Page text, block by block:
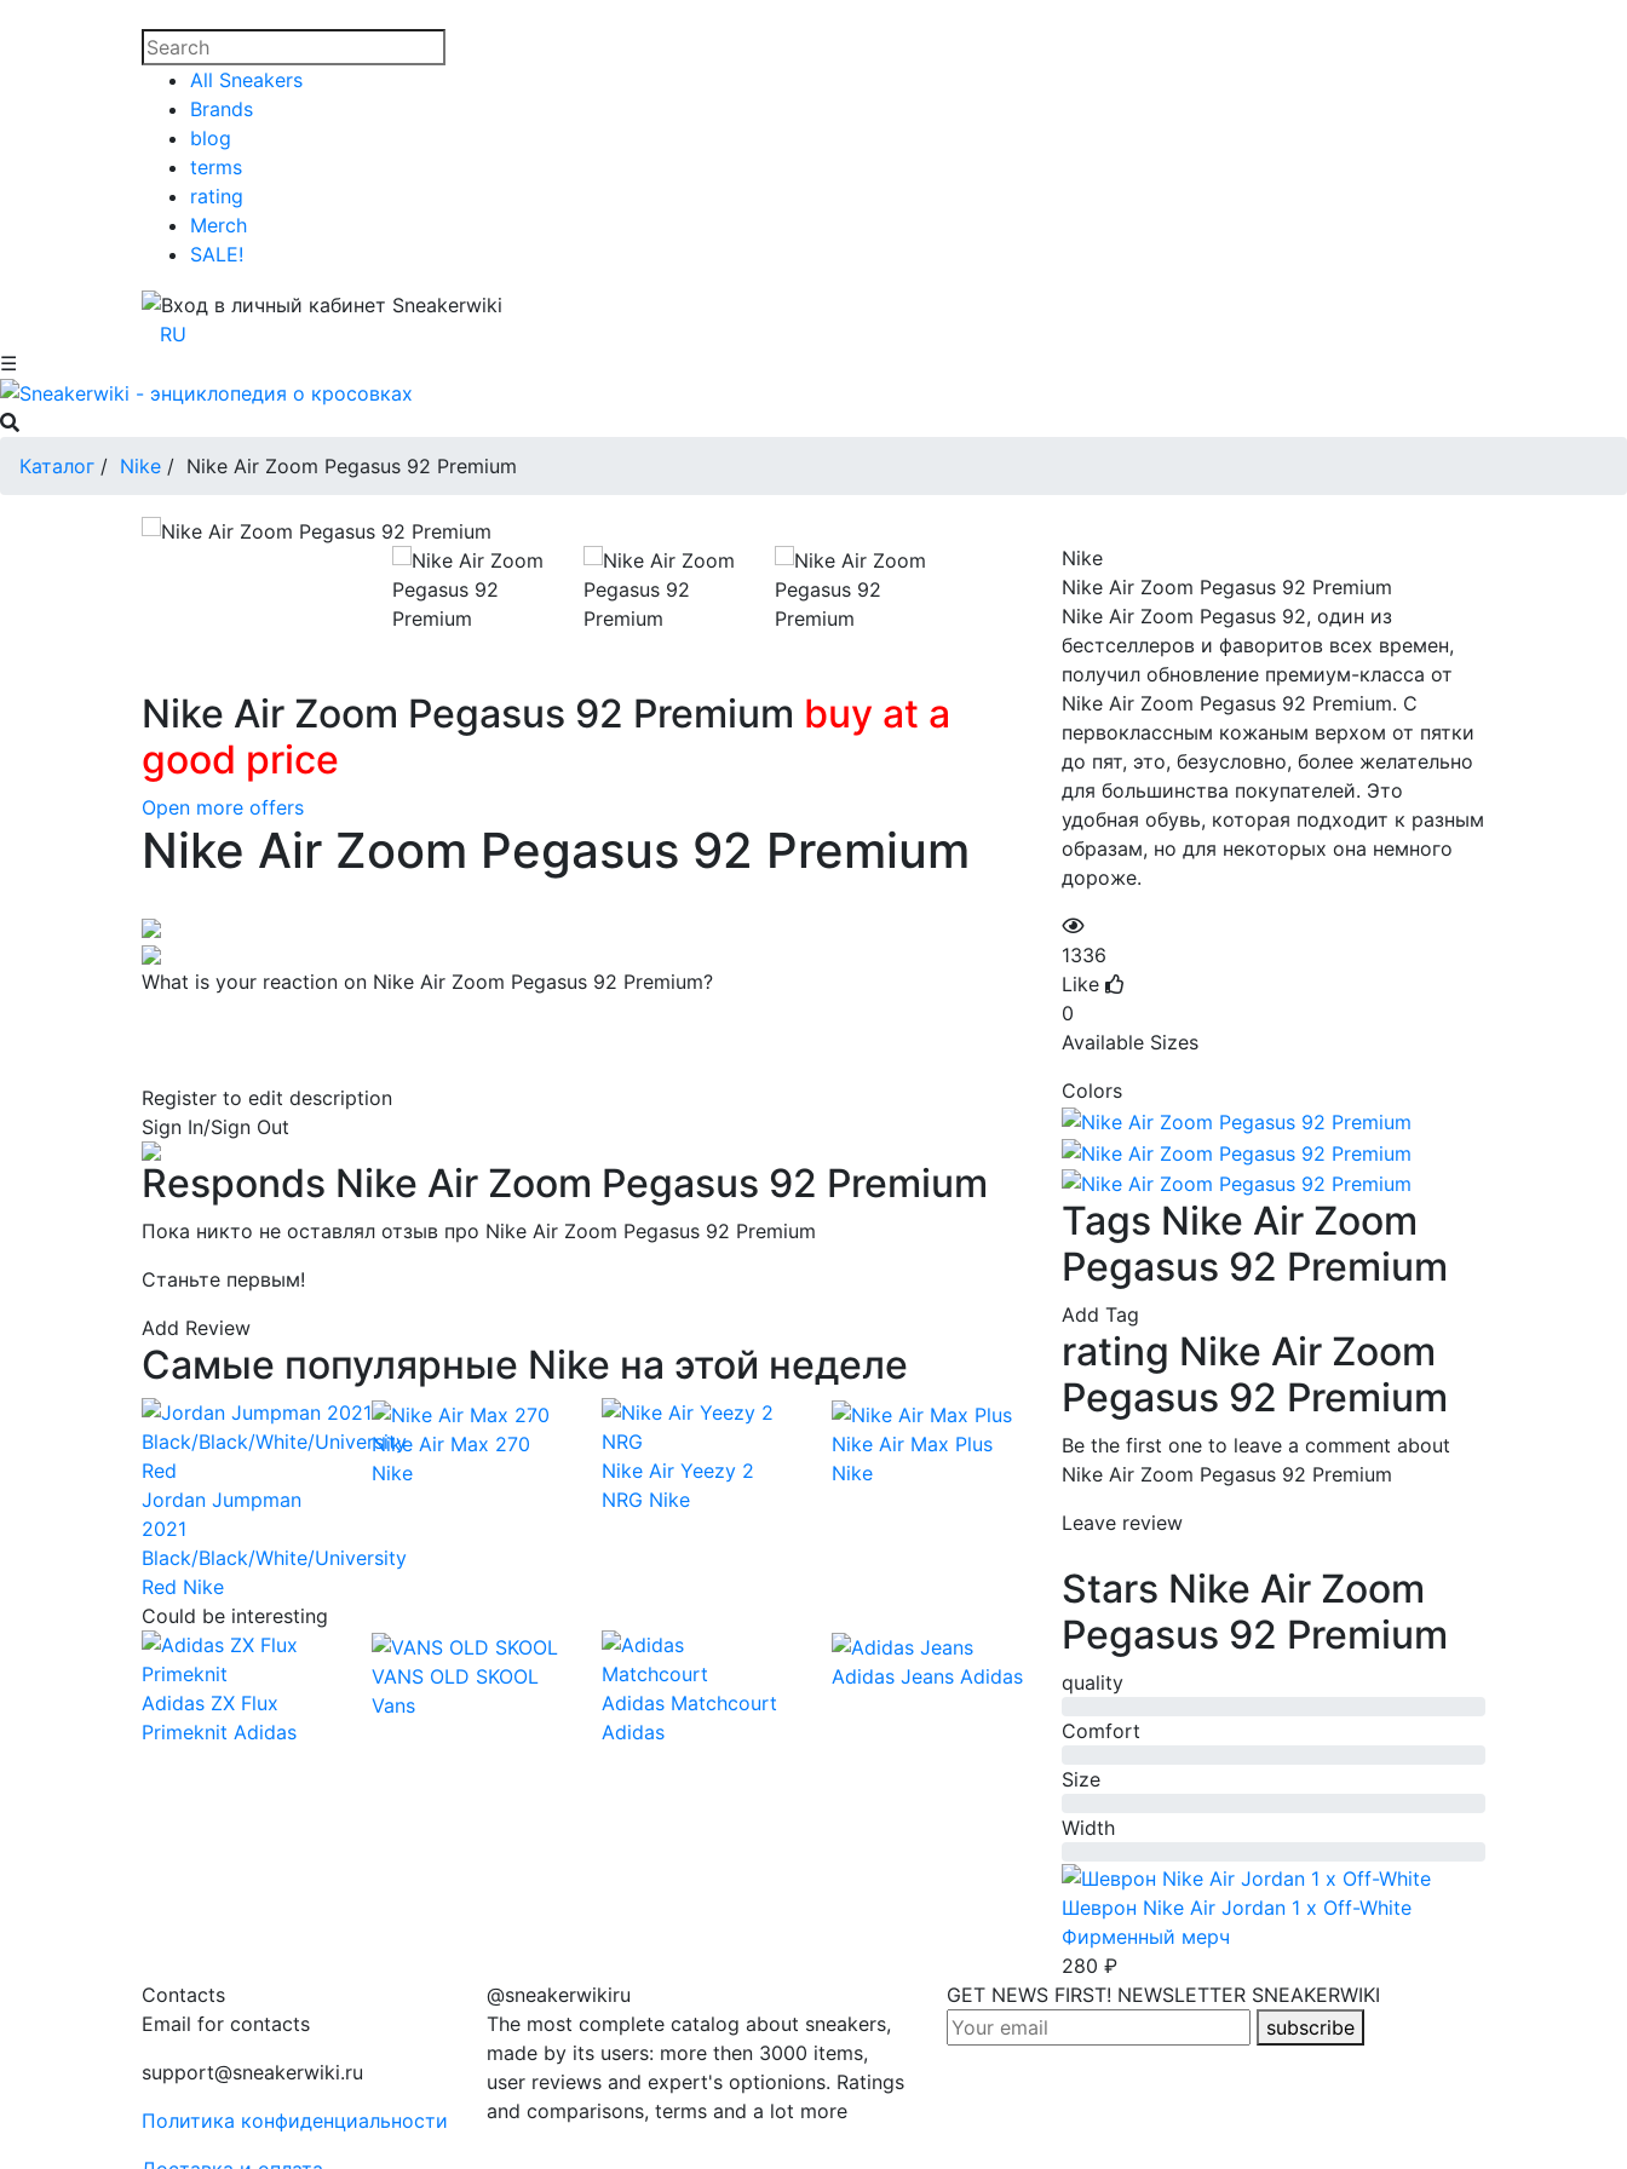
All Sneakers
Brands
blog
terms
rating
Merch
SALE!
RU
☰
Каталог / Nike / Nike Air Zoom Pegasus 92 Premium
Nike Air Zoom Pegasus 92 Premium buy at a
good price
Open more offers
Nike Air Zoom Pegasus 92 Premium
What is your reaction on Nike Air Zoom Pegasus 92 Premium?
Register to edit description
Sign In/Sign Out
Responds Nike Air Zoom Pegasus 92 Premium
Пока никто не оставлял отзыв про Nike Air Zoom Pegasus 92 Premium
Станьте первым!
Add Review
Самые популярные Nike на этой неделе
Jordan Jumpman
2021
Black/Black/White/University
Red Nike
Nike Air Max 270
Nike
Nike Air Yeezy 2
NRG Nike
Nike Air Max Plus
Nike
Could be interesting
Adidas ZX Flux
Primeknit Adidas
VANS OLD SKOOL
Vans
Adidas Matchcourt
Adidas
Adidas Jeans Adidas
Nike
Nike Air Zoom Pegasus 92 Premium
Nike Air Zoom Pegasus 92, один из
бестселлеров и фаворитов всех времен,
получил обновление премиум-класса от
Nike Air Zoom Pegasus 92 Premium. С
первоклассным кожаным верхом от пятки
до пят, это, безусловно, более желательно
для большинства покупателей. Это
удобная обувь, которая подходит к разным
образам, но для некоторых она немного
дороже.
1336
Like
0
Available Sizes
Colors
Tags Nike Air Zoom
Pegasus 92 Premium
Add Tag
rating Nike Air Zoom
Pegasus 92 Premium
Be the first one to leave a comment about
Nike Air Zoom Pegasus 92 Premium
Leave review
Stars Nike Air Zoom
Pegasus 92 Premium
quality
Comfort
Size
Width
Шеврон Nike Air Jordan 1 x Off-White
Фирменный мерч
280 ₽
Contacts
Email for contacts
support@sneakerwiki.ru
Политика конфиденциальности
@sneakerwikiru
The most complete catalog about sneakers,
made by its users: more then 3000 items,
user reviews and expert's optionions. Ratings
and comparisons, terms and a lot more
GET NEWS FIRST! NEWSLETTER SNEAKERWIKI
subscribe